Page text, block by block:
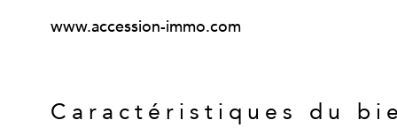
www.accession-immo.com
Caractéristiques du